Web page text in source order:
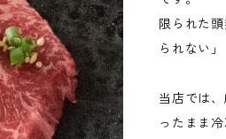
限られた
られない
当店では
ったまま冷